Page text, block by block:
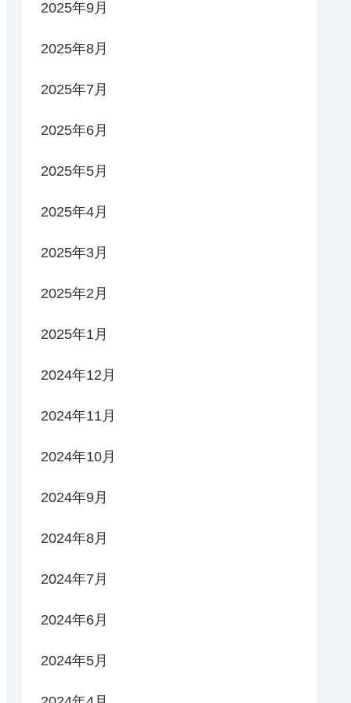
2025年9月
2025年8月
2025年7月
2025年6月
2025年5月
2025年4月
2025年3月
2025年2月
2025年1月
2024年12月
2024年11月
2024年10月
2024年9月
2024年8月
2024年7月
2024年6月
2024年5月